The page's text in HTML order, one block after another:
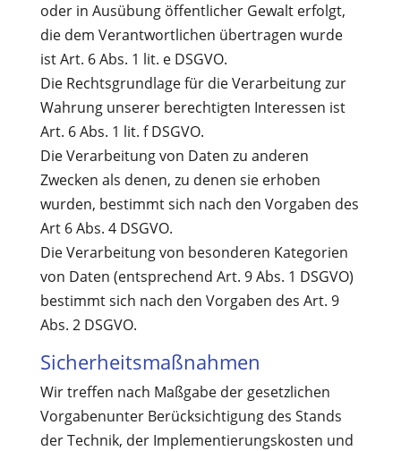
oder in Ausübung öffentlicher Gewalt erfolgt,
die dem Verantwortlichen übertragen wurde
ist Art. 6 Abs. 1 lit. e DSGVO.
Die Rechtsgrundlage für die Verarbeitung zur
Wahrung unserer berechtigten Interessen ist
Art. 6 Abs. 1 lit. f DSGVO.
Die Verarbeitung von Daten zu anderen
Zwecken als denen, zu denen sie erhoben
wurden, bestimmt sich nach den Vorgaben des
Art 6 Abs. 4 DSGVO.
Die Verarbeitung von besonderen Kategorien
von Daten (entsprechend Art. 9 Abs. 1 DSGVO)
bestimmt sich nach den Vorgaben des Art. 9
Abs. 2 DSGVO.
Sicherheitsmaßnahmen
Wir treffen nach Maßgabe der gesetzlichen
Vorgabenunter Berücksichtigung des Stands
der Technik, der Implementierungskosten und